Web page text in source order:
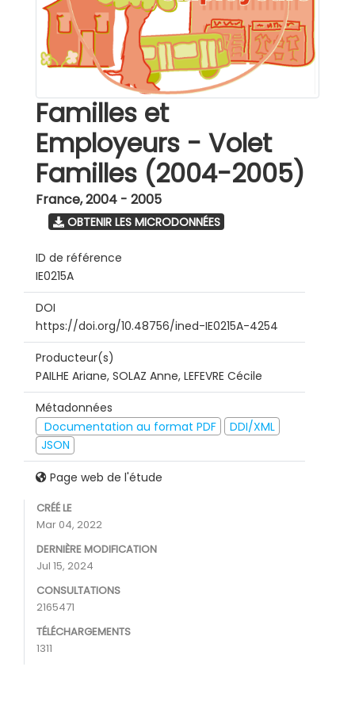
Familles et
Employeurs - Volet
Familles (2004-2005)
France,2004 - 2005
OBTENIR LES MICRODONNÉES
ID de référence
IE0215A
DOI
https://doi.org/10.48756/ined-IE0215A-4254
Producteur(s)
PAILHE Ariane, SOLAZ Anne, LEFEVRE Cécile
Métadonnées
Documentation au format PDF
DDI/XML
JSON
Page web de l'étude
CRÉÉ LE
Mar 04, 2022
DERNIÈRE MODIFICATION
Jul 15, 2024
CONSULTATIONS
2165471
TÉLÉCHARGEMENTS
1311